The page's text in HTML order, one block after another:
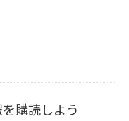
購読しよう